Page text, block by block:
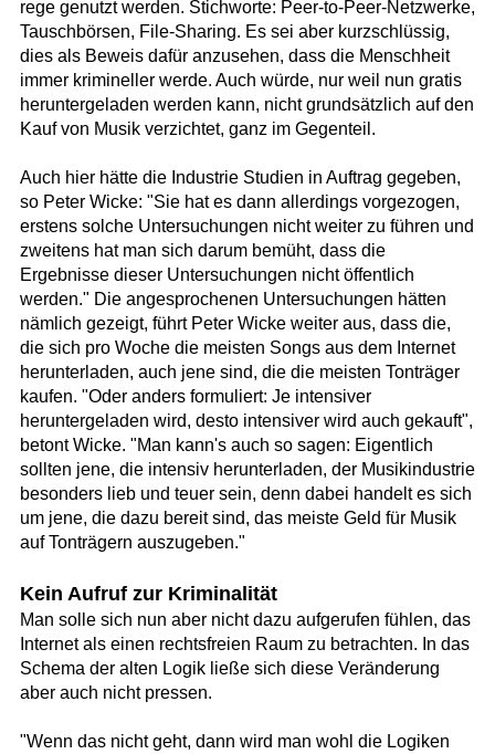
rege genutzt werden. Stichworte: Peer-to-Peer-Netzwerke,
Tauschbörsen, File-Sharing. Es sei aber kurzschlüssig,
dies als Beweis dafür anzusehen, dass die Menschheit
immer krimineller werde. Auch würde, nur weil nun gratis
heruntergeladen werden kann, nicht grundsätzlich auf den
Kauf von Musik verzichtet, ganz im Gegenteil.
Auch hier hätte die Industrie Studien in Auftrag gegeben,
so Peter Wicke: "Sie hat es dann allerdings vorgezogen,
erstens solche Untersuchungen nicht weiter zu führen und
zweitens hat man sich darum bemüht, dass die
Ergebnisse dieser Untersuchungen nicht öffentlich
werden." Die angesprochenen Untersuchungen hätten
nämlich gezeigt, führt Peter Wicke weiter aus, dass die,
die sich pro Woche die meisten Songs aus dem Internet
herunterladen, auch jene sind, die die meisten Tonträger
kaufen. "Oder anders formuliert: Je intensiver
heruntergeladen wird, desto intensiver wird auch gekauft",
betont Wicke. "Man kann's auch so sagen: Eigentlich
sollten jene, die intensiv herunterladen, der Musikindustrie
besonders lieb und teuer sein, denn dabei handelt es sich
um jene, die dazu bereit sind, das meiste Geld für Musik
auf Tonträgern auszugeben."
Kein Aufruf zur Kriminalität
Man solle sich nun aber nicht dazu aufgerufen fühlen, das
Internet als einen rechtsfreien Raum zu betrachten. In das
Schema der alten Logik ließe sich diese Veränderung
aber auch nicht pressen.
"Wenn das nicht geht, dann wird man wohl die Logiken